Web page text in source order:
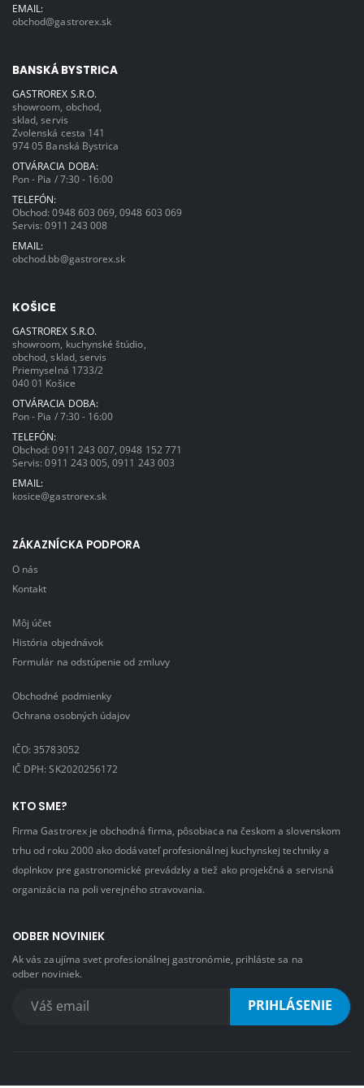
EMAIL:
obchod@gastrorex.sk
BANSKÁ BYSTRICA
GASTROREX S.R.O.
showroom, obchod,
sklad, servis
Zvolenská cesta 141
974 05 Banská Bystrica
OTVÁRACIA DOBA:
Pon - Pia / 7:30 - 16:00
TELEFÓN:
Obchod:0948 603 069 ,0948 603 069
Servis:0911 243 008
EMAIL:
obchod.bb@gastrorex.sk
KOŠICE
GASTROREX S.R.O.
showroom, kuchynské štúdio,
obchod, sklad, servis
Priemyselná 1733/2
040 01 Košice
OTVÁRACIA DOBA:
Pon - Pia / 7:30 - 16:00
TELEFÓN:
Obchod:0911 243 007 ,0948 152 771
Servis:0911 243 005 ,0911 243 003
EMAIL:
kosice@gastrorex.sk
ZÁKAZNÍCKA PODPORA
O nás
Kontakt
Môj účet
História objednávok
Formulár na odstúpenie od zmluvy
Obchodné podmienky
Ochrana osobných údajov
IČO: 35783052
IČ DPH: SK2020256172
KTO SME?
Firma Gastrorex je obchodná firma, pôsobiaca na českom a slovenskom
trhu od roku 2000 ako dodávateľ profesionálnej kuchynskej techniky a
doplnkov pre gastronomické prevádzky a tiež ako projekčná a servisná
organizácia na poli verejného stravovania.
ODBER NOVINIEK
Ak vás zaujíma svet profesionálnej gastronómie, prihláste sa na
odber noviniek.